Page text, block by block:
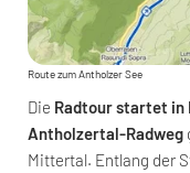
Route zum Antholzer See
Die Radtour startet in
Antholzertal-Radweg
Mittertal. Entlang der